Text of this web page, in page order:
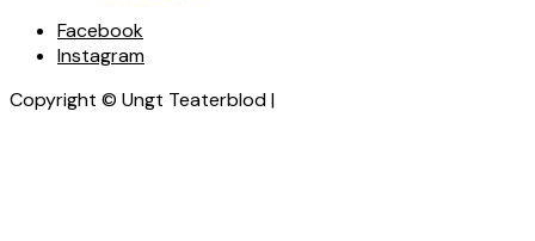
Facebook
Instagram
Copyright © Ungt Teaterblod |